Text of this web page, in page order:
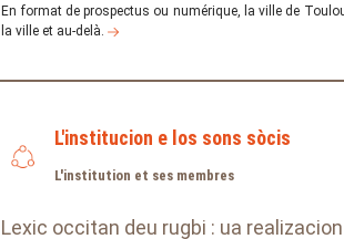
En format de prospectus ou numérique, la ville de
la ville et au-delà.
L'institucion e los sons sòcis
L'institution et ses membres
Lexic occitan deu rugbi : ua